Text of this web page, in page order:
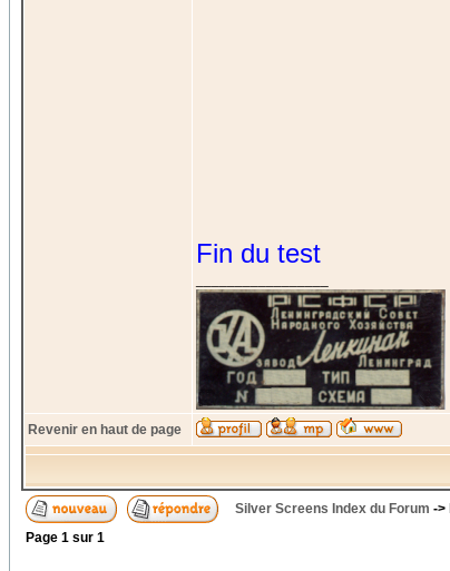
Fin du test
Revenir en haut de page
Silver Screens Index du Forum ->
Page 1 sur 1